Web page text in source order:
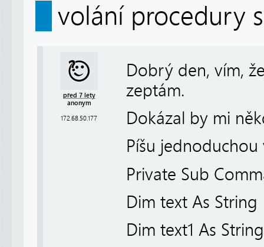
volání procedury
před 7 lety
anonym
172.68.50.177
Dobrý den, vím,
zeptám.
Dokázal by mi
Píšu jednoduchou
Private Sub
Dim text As String
Dim text1 As String